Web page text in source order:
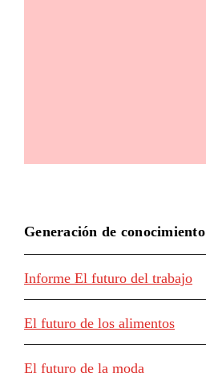
Generación de conocimiento
Informe El futuro del trabajo
El futuro de los alimentos
El futuro de la moda